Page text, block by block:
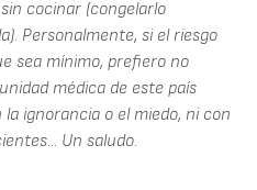
cocinar (congelarlo
Personalmente, si el riesgo
sea mínimo, prefiero no
médica de este país
ignorancia o el miedo, ni con
Un saludo.